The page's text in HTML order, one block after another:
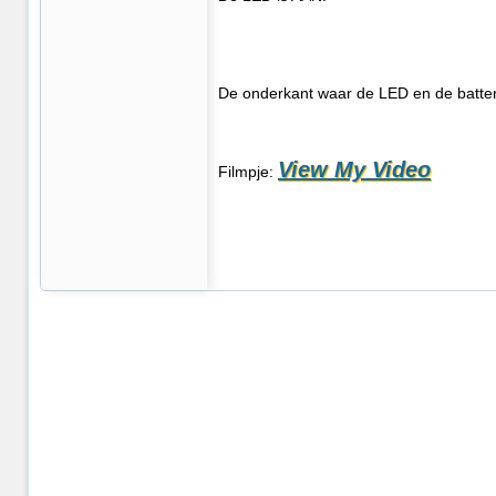
De onderkant waar de LED en de
Filmpje: View My Video